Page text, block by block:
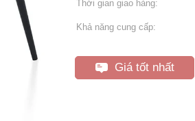
Thời gian giao hàng:
Khả năng cung cấp:
Giá tốt nhất